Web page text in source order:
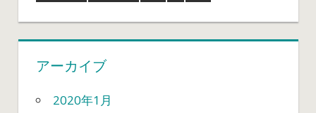
アーカイブ
2020年1月